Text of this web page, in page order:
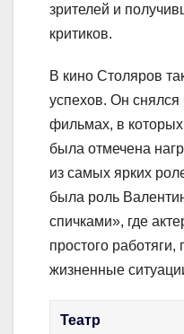
зрителей и
критиков.
В кино Столяров
успехов. Он снялся
фильмах, в
была отмечена
из самых ярких
была роль
спичками», где
простого
жизненные
Театр